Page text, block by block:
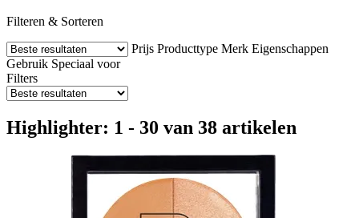
Filteren & Sorteren
Prijs Producttype Merk Eigenschappen
Gebruik Speciaal voor
Filters
Highlighter: 1 - 30 van 38 artikelen